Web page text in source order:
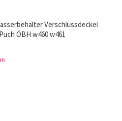
Verschlussdeckel
ÖBH w460 w461